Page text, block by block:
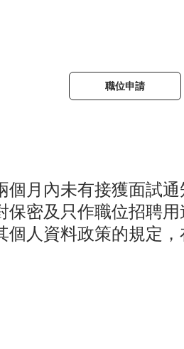
職位申請
個月內未有接獲面試
保密及只作職位招聘
個人資料政策的規定